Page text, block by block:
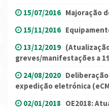
15/07/2016 Majoração
15/11/2016
13/12/2019
greves/manifestações a
24/08/2020
expedição eletrónica
02/01/2018 OE2018: